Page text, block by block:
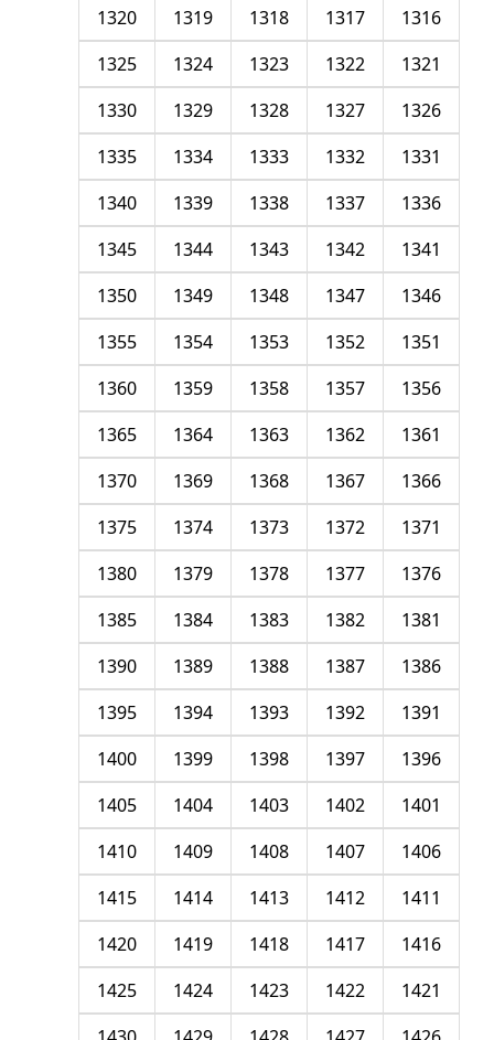
1316
1317
1318
1319
1320
1321
1322
1323
1324
1325
1326
1327
1328
1329
1330
1331
1332
1333
1334
1335
1336
1337
1338
1339
1340
1341
1342
1343
1344
1345
1346
1347
1348
1349
1350
1351
1352
1353
1354
1355
1356
1357
1358
1359
1360
1361
1362
1363
1364
1365
1366
1367
1368
1369
1370
1371
1372
1373
1374
1375
1376
1377
1378
1379
1380
1381
1382
1383
1384
1385
1386
1387
1388
1389
1390
1391
1392
1393
1394
1395
1396
1397
1398
1399
1400
1401
1402
1403
1404
1405
1406
1407
1408
1409
1410
1411
1412
1413
1414
1415
1416
1417
1418
1419
1420
1421
1422
1423
1424
1425